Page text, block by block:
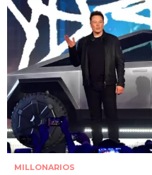
MILLONARIOS